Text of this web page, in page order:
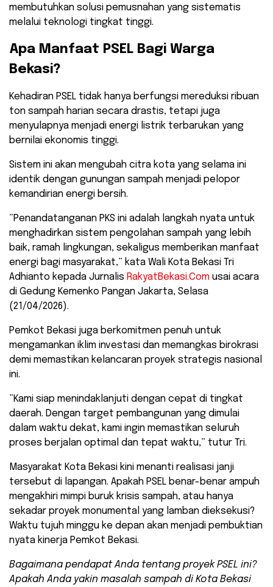
membutuhkan solusi pemusnahan yang sistematis
melalui teknologi tingkat tinggi.
​Apa Manfaat PSEL Bagi Warga
Bekasi?
​Kehadiran PSEL tidak hanya berfungsi mereduksi ribuan
ton sampah harian secara drastis, tetapi juga
menyulapnya menjadi energi listrik terbarukan yang
bernilai ekonomis tinggi.
Sistem ini akan mengubah citra kota yang selama ini
identik dengan gunungan sampah menjadi pelopor
kemandirian energi bersih.
​”Penandatanganan PKS ini adalah langkah nyata untuk
menghadirkan sistem pengolahan sampah yang lebih
baik, ramah lingkungan, sekaligus memberikan manfaat
energi bagi masyarakat,” kata Wali Kota Bekasi Tri
Adhianto kepada Jurnalis RakyatBekasi.Com usai acara
di Gedung Kemenko Pangan Jakarta, Selasa
(21/04/2026).
​Pemkot Bekasi juga berkomitmen penuh untuk
mengamankan iklim investasi dan memangkas birokrasi
demi memastikan kelancaran proyek strategis nasional
ini.
​”Kami siap menindaklanjuti dengan cepat di tingkat
daerah. Dengan target pembangunan yang dimulai
dalam waktu dekat, kami ingin memastikan seluruh
proses berjalan optimal dan tepat waktu,” tutur Tri.
Masyarakat Kota Bekasi kini menanti realisasi janji
tersebut di lapangan. Apakah PSEL benar-benar ampuh
mengakhiri mimpi buruk krisis sampah, atau hanya
sekadar proyek monumental yang lamban dieksekusi?
Waktu tujuh minggu ke depan akan menjadi pembuktian
nyata kinerja Pemkot Bekasi.
Bagaimana pendapat Anda tentang proyek PSEL ini?
Apakah Anda yakin masalah sampah di Kota Bekasi